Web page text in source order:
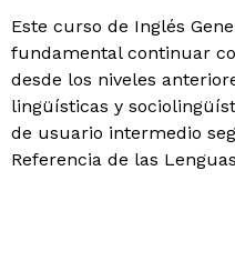
Este curso de Inglés
fundamental continuar
desde los niveles
lingüísticas y
de usuario intermedio
Referencia de las